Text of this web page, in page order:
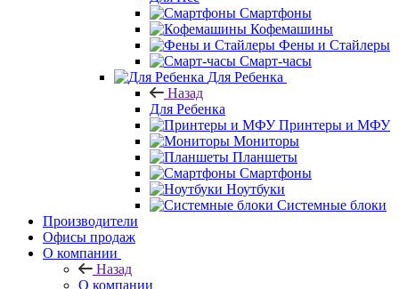
Смартфоны
Кофемашины
Фены и Стайлеры
Смарт-часы
Для Ребенка
Назад
Для Ребенка
Принтеры и МФУ
Мониторы
Планшеты
Смартфоны
Ноутбуки
Системные блоки
Производители
Офисы продаж
О компании
Назад
О компании